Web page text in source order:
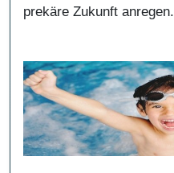
prekäre Zukunft anregen.